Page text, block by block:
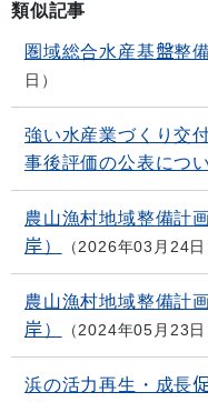
類似記事
圏域総合水産基盤整
日
強い水産業づくり交
事後評価の公表につ
農山漁村地域整備計
岸）
2026年03月24日
農山漁村地域整備計
岸）
2024年05月23日
浜の活力再生・成長